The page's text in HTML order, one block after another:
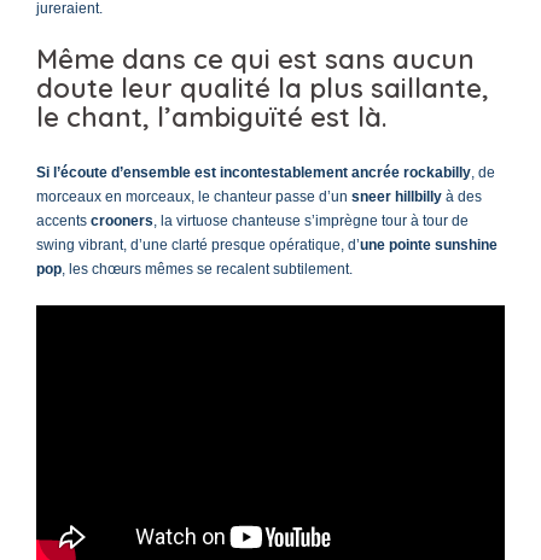
jureraient.
Même dans ce qui est sans aucun
doute leur qualité la plus saillante,
le chant, l’ambiguïté est là.
Si l’écoute d’ensemble est incontestablement ancrée rockabilly, de
morceaux en morceaux, le chanteur passe d’un sneer hillbilly à des
accents crooners, la virtuose chanteuse s’imprègne tour à tour de
swing vibrant, d’une clarté presque opératique, d’une pointe sunshine
pop, les chœurs mêmes se recalent subtilement.